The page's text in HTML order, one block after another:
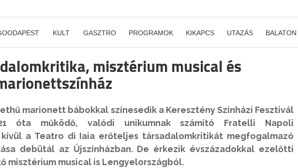
KULT GASZTRO PROGRAMOK KIKAPCS UTAZÁS BALATON
misztérium musical és
marionett bábokkal színesedik a Keresztény Színházi Fesztivál
óta működő, valódi unikumnak számító Fratelli Napoli
kívül a Teatro di Iaia erőteljes társadalomkritikát megfogalmazó
debütál az Újszínházban. De érkezik évszázadokkal ezelőtti
misztérium musical is Lengyelországból.